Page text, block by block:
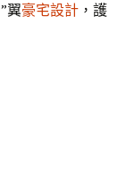
翼豪宅設計 ，護